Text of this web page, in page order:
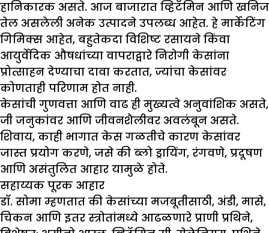
हानिकारक असते. आज बाजारात व्हिटॅमिन आणि खनिज
तेल असलेली अनेक उत्पादने उपलब्ध आहेत. हे मार्केटिंग
गिमिक्स आहेत, बहुतेकदा विशिष्ट रसायने किंवा
आयुर्वेदिक औषधांच्या वापराद्वारे निरोगी केसांना
प्रोत्साहन देण्याचा दावा करतात, ज्यांचा केसांवर
कोणताही परिणाम होत नाही.
केसांची गुणवत्ता आणि वाढ ही मुख्यत्वे अनुवांशिक असते,
जी जनुकांवर आणि जीवनशैलीवर अवलंबून असते.
शिवाय, काही भागात केस गळतीचे कारण केसांवर
जास्त प्रयोग करणे, जसे की ब्लो ड्रायिंग, रंगवणे, प्रदूषण
आणि असंतुलित आहार यामुळे होते.
सहाय्यक पूरक आहार
डॉ. सोमा म्हणतात की केसांच्या मजबूतीसाठी, अंडी, मासे,
चिकन आणि इतर स्त्रोतांमध्ये आढळणारे प्राणी प्रथिने,